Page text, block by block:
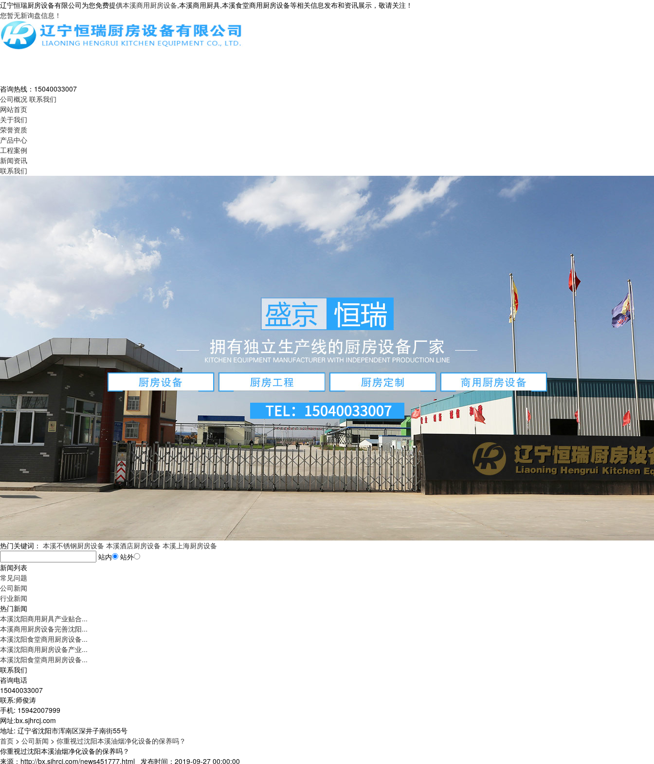
辽宁恒瑞厨房设备有限公司为您免费提供本溪商用厨房设备,本溪商用厨具,本溪食堂商用厨房设备等相关信息发布和资讯展示，敬请关注！
您暂无新询盘信息！
咨询热线： 15040033007
公司概况 联系我们
网站首页
关于我们
荣誉资质
产品中心
工程案例
新闻资讯
联系我们
热门关键词： 本溪不锈钢厨房设备 本溪酒店厨房设备 本溪上海厨房设备
站内
站外
新闻列表
常见问题
公司新闻
行业新闻
热门新闻
本溪沈阳商用厨具产业贴合...
本溪商用厨房设备完善沈阳...
本溪沈阳食堂商用厨房设备...
本溪沈阳商用厨房设备产业...
本溪沈阳食堂商用厨房设备...
联系我们
咨询电话
15040033007
联系:师俊涛
手机: 15942007999
网址:bx.sjhrcj.com
地址: 辽宁省沈阳市浑南区深井子南街55号
首页 > 公司新闻 > 你重视过沈阳本溪油烟净化设备的保养吗？
你重视过沈阳本溪油烟净化设备的保养吗？
来源：http://bx.sjhrcj.com/news451777.html 发布时间：2019-09-27 00:00:00